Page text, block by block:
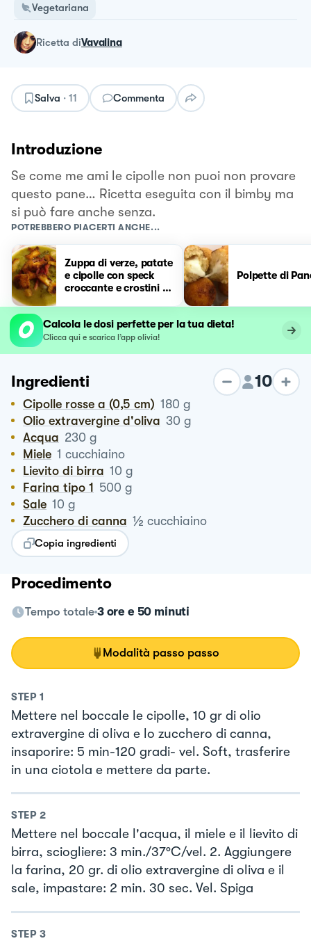
Vegetariana
ricetta diVavalina
Salva · 11 Commenta
Introduzione
Se come me ami le cipolle non puoi non provare
questo pane… Ricetta eseguita con il bimby ma
si può fare anche senza.
POTREBBERO PIACERTI ANCHE...
Zuppa di verze, patate
e cipolle con speck
croccante e crostini di
Polpette di
Calcola le dosi perfette per la tua dieta!
Clicca qui e scarica l’app olivia!
Ingredienti 10
Cipolle rosse a (0,5 cm) 180 g
Olio extravergine d'oliva 30 g
Acqua 230 g
Miele 1 cucchiaino
Lievito di birra 10 g
Farina tipo 1 500 g
Sale 10 g
Zucchero di canna ½ cucchiaino
Copia ingredienti
Procedimento
Tempo totale 3 ore e 50 minuti
Modalità passo passo
STEP 1
Mettere nel boccale le cipolle, 10 gr di olio
extravergine di oliva e lo zucchero di canna,
insaporire: 5 min-120 gradi- vel. Soft, trasferire
in una ciotola e mettere da parte.
STEP 2
Mettere nel boccale l'acqua, il miele e il lievito di
birra, sciogliere: 3 min./37°C/vel. 2. Aggiungere
la farina, 20 gr. di olio extravergine di oliva e il
sale, impastare: 2 min. 30 sec. Vel. Spiga
STEP 3